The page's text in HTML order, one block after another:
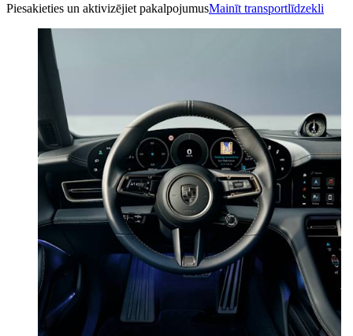
Piesakieties un aktivizējiet pakalpojumusMainīt transportlīdzekli